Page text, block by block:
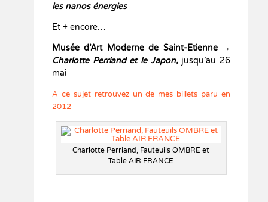
les nanos énergies
Et + encore…
Musée d’Art Moderne de Saint-Etienne →
Charlotte Perriand et le Japon, jusqu’au 26
mai
A ce sujet retrouvez un de mes billets paru en
2012
Charlotte Perriand, Fauteuils OMBRE et
Table AIR FRANCE